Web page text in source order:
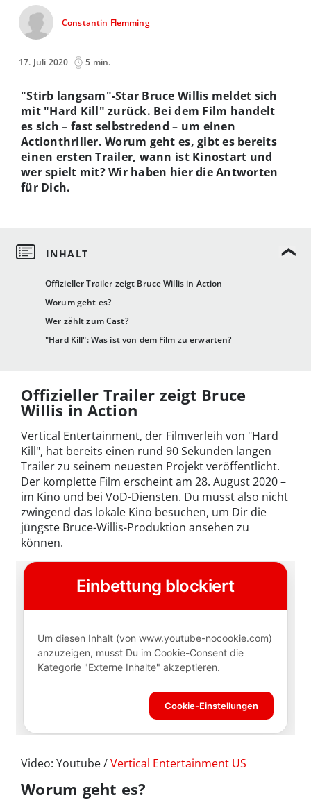
Constantin Flemming
17. Juli 2020 5 min.
Offizieller Trailer zeigt Bruce Willis in Action
Worum geht es?
Wer zählt zum Cast?
"Hard Kill": Was ist von dem Film zu erwarten?
"Stirb langsam"-Star Bruce Willis meldet sich
mit "Hard Kill" zurück. Bei dem Film handelt
es sich – fast selbstredend – um einen
Actionthriller. Worum geht es, gibt es bereits
einen ersten Trailer, wann ist Kinostart und
wer spielt mit? Wir haben hier die Antworten
für Dich.
Offizieller Trailer zeigt Bruce
Willis in Action
Vertical Entertainment, der Filmverleih von "Hard
Kill", hat bereits einen rund 90 Sekunden langen
Trailer zu seinem neuesten Projekt veröffentlicht.
Der komplette Film erscheint am 28. August 2020 –
im Kino und bei VoD-Diensten. Du musst also nicht
zwingend das lokale Kino besuchen, um Dir die
jüngste Bruce-Willis-Produktion ansehen zu
können.
Video: Youtube /Vertical Entertainment US
Worum geht es?